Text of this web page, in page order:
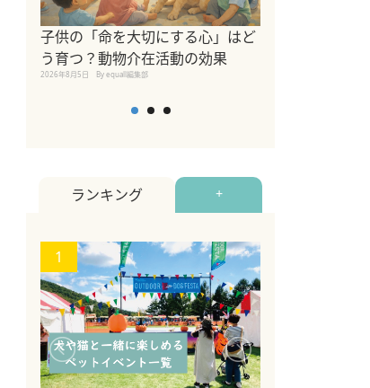
子供の「命を大切にする心」はど
う育つ？動物介在活動の効果
2026年8月5日 By equall編集部
ランキング +
1